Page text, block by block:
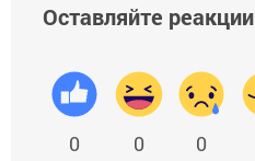
Оставляйте реакции
0 0 0